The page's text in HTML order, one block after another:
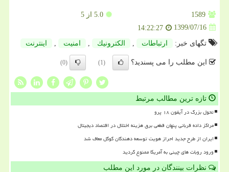
1589
5.0 از 5
1399/07/16
14:22:27
تگهای خبر:
ارتباطات الكترونیك امنیت اینترنت
این مطلب را می پسندید؟ (1)
(0)
تازه ترین مطالب مرتبط
تحول بزرگ در آیفون ۱۸ پرو
مراکز داده قربانی پنهان قطعی برق هزینه اختلال در اقتصاد دیجیتال
ایران از طرح جدید احراز هویت توسعه دهندگان گوگل معاف شد
ورود روبات های چینی به آمریکا ممنوع گردید
نظرات بینندگان در مورد این مطلب